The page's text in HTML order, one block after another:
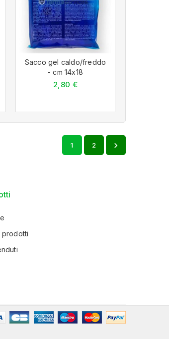
Sacco gel caldo/freddo
- cm 14x18
2,80 €
1 2 
prodotti